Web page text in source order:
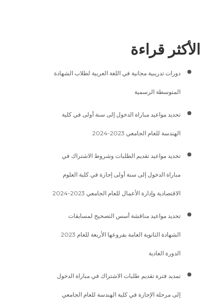
الأكثر قراءة
دورات تدريبية مجانية في اللغة العربية لطلاب الشهادة
المتوسطة الرسمية
تحديد مواعيد مباراة الدخول إلى سنة أولى في كلية
الهندسة للعام الجامعي 2023-2024
تحديد مواعيد تقديم الطلبات وشروط الاشتراك في
مباراة الدخول إلى سنة أولى إجازة في كلية العلوم
الاقتصادية وإدارة الأعمال للعام الجامعي 2023-2024
تحديد مواعيد مناقشة أسس التصحيح لمسابقات
الشهادة الثانوية العامة بفروعها الأربعة للعام 2023
الدورة العادية
تمديد فترة تقديم طلبات الاشتراك في مباراة الدخول
إلى مرحلة الإجازة في كلية الهندسة للعام الجامعي